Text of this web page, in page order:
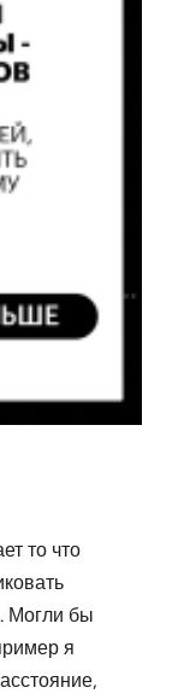
то что
Могли бы
я